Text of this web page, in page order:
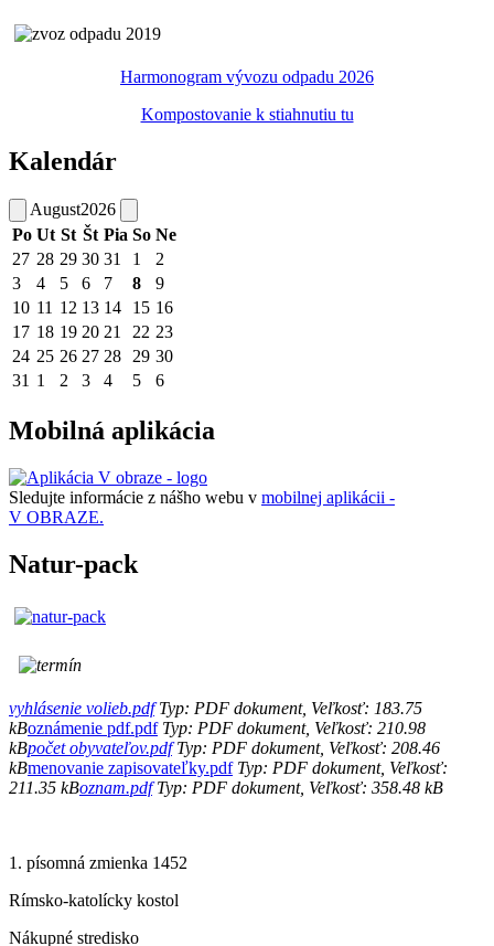
Harmonogram vývozu odpadu 2026
Kompostovanie k stiahnutiu tu
Kalendár
August2026
Po Ut St Št Pia So Ne
27 28 29 30 31 1
2
3
4 5 6 7 8
9
10 11 12 13 14 15 16
17 18 19 20 21 22 23
24 25 26 27 28 29 30
31 1 2 3 4 5 6
Mobilná aplikácia
Sledujte informácie z nášho webu v mobilnej aplikácii -
V OBRAZE.
Natur-pack
vyhlásenie volieb.pdfTyp: PDF dokument, Veľkosť: 183.75
kBoznámenie pdf.pdfTyp: PDF dokument, Veľkosť: 210.98
kBpočet obyvateľov.pdfTyp: PDF dokument, Veľkosť: 208.46
kBmenovanie zapisovateľky.pdfTyp: PDF dokument, Veľkosť:
211.35 kBoznam.pdfTyp: PDF dokument, Veľkosť: 358.48 kB
1. písomná zmienka 1452
Rímsko-katolícky kostol
Nákupné stredisko